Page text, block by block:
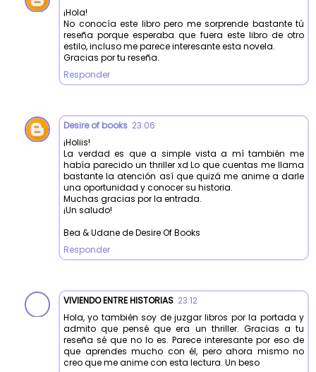
¡Hola!
No conocía este libro pero me sorprende bastante tú
reseña porque esperaba que fuera este libro de otro
estilo, incluso me parece interesante esta novela.
Gracias por tu reseña.
Responder
Desire of books 23:06
¡Holiis!
La verdad es que a simple vista a mí también me
había parecido un thriller xd Lo que cuentas me llama
bastante la atención así que quizá me anime a darle
una oportunidad y conocer su historia.
Muchas gracias por la entrada.
¡Un saludo!
Bea & Udane de Desire Of Books
Responder
VIVIENDO ENTRE HISTORIAS 23:12
Hola, yo también soy de juzgar libros por la portada y
admito que pensé que era un thriller. Gracias a tu
reseña sé que no lo es. Parece interesante por eso de
que aprendes mucho con él, pero ahora mismo no
creo que me anime con esta lectura. Un beso